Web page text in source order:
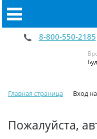
8-800-550-2185
Главная страница Вход
Пожалуйста,